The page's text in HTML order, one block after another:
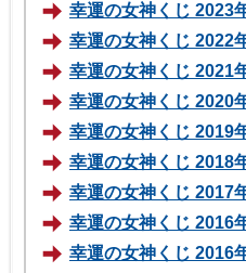
幸運の女神くじ 2023
幸運の女神くじ 2022
幸運の女神くじ 2021
幸運の女神くじ 2020
幸運の女神くじ 2019
幸運の女神くじ 2018
幸運の女神くじ 2017
幸運の女神くじ 2016
幸運の女神くじ 2016